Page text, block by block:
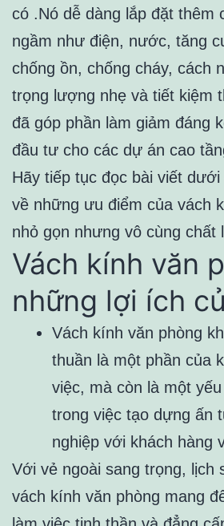
có .Nó dễ dàng lắp đặt thêm
ngầm như điện, nước, tăng
chống ồn, chống cháy, cách
trọng lượng nhẹ và tiết kiệm
đã góp phần làm giảm đáng
đầu tư cho các dự án cao
Hãy tiếp tục đọc bài viết
về những ưu điểm của vách
nhỏ gọn nhưng vô cùng chất
Vách kính văn
những lợi ích
Vách kính văn phòng
thuần là một phần của
việc, mà còn là một
trong việc tạo dựng ấn
nghiệp với khách hàng
Với vẻ ngoài sang trọng, lịch
vách kính văn phòng mang